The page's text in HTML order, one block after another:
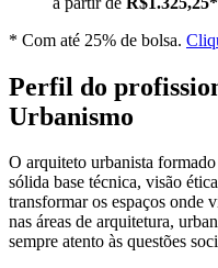
* Com até 25% de bolsa.
Perfil do
Urbanismo
O arquiteto urbanista
sólida base técnica, visão
transformar os espaços onde
nas áreas de arquitetura,
sempre atento às questões